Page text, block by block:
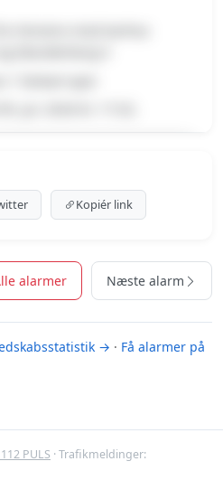
at se meldingen og kortet.
Kopiér link
alarmer Næste alarm
→ · Få alarmer på
PULS · Trafikmeldinger: